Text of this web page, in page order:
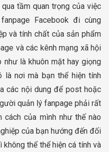
tầm quan trọng của việc
Facebook đi cùng
và tính chất của sản phẩm
và các kênh mạng xã hội
là khuôn mặt hay giọng
nơi mà bạn thể hiện tính
các nội dung để post hoặc
quản lý fanpage phải rất
của mình như thế nào
của bạn hướng đến đối
thể thể hiện cá tính và